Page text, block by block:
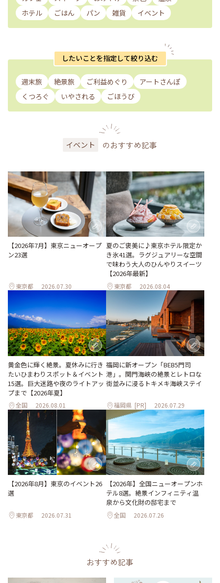
ホテル
ごはん パン 雑貨 イベント
したいことを指定して絞り込む
週末旅 絶景旅 ご利益めぐり
アートさんぽ
くつろぐ
いやされる ごほうび
イベント のおすすめ記事
【2026年7月】東京ニューオープ
ン23選
東京都 2026.07.30
夏のご褒美に♪東京ホテル限定か
き氷41選。ラグジュアリーな空間
で味わう大人のひんやりスイーツ
【2026年最新】
東京都 2026.08.04
黄金色に輝く絶景。夏休みに行き
たいひまわりスポット＆イベント
15選。巨大迷路や夜のライトアッ
プまで【2026年夏】
全国 2026.08.01
福岡に新オープン「BEB5門司
港」。関門海峡の絶景とレトロな
街並みに浸るトキメキ海峡ステイ
福岡県 [PR] 2026.07.29
【2026年8月】東京のイベント26
選
東京都 2026.07.31
【2026年】全国ニューオープンホ
テル8選。絶景インフィニティ温
泉から文化財の邸宅まで
全国 2026.07.26
おすすめ記事